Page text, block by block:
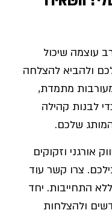
עוצמה שיכול
ולהביא להצלחה
מתמדת,
לבנות קהילה
שלכם.
אורגני וזקוקים
צרו קשר עוד
התחייבות. יחד
ולהצלחות